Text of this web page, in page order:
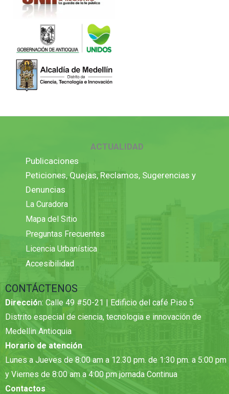
ACTUALIDAD
Publicaciones
Peticiones, Quejas, Reclamos, Sugerencias y
Denuncias
La Curadora
Mapa del Sitio
Preguntas Frecuentes
Licencia Urbanística
Accesibilidad
CONTÁCTENOS
Dirección: Calle 49 #50-21 | Edificio del café Piso 5
Distrito especial de ciencia, tecnologia e innovación de
Medellin Antioquia
Horario de atención
Lunes a Jueves de 8:00 am a 12.30 pm. de 1:30 pm. a 5:00 pm
y Viernes de 8:00 am a 4:00 pm jornada Continua
Contactos